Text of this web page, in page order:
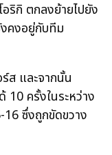
ริกิ ตกลงย้ายไปยัง
คงอยู่กับทีม
ร์ส และจากนั้น
10 ครั้งในระหว่าง
ซึ่งถูกขัดขวาง